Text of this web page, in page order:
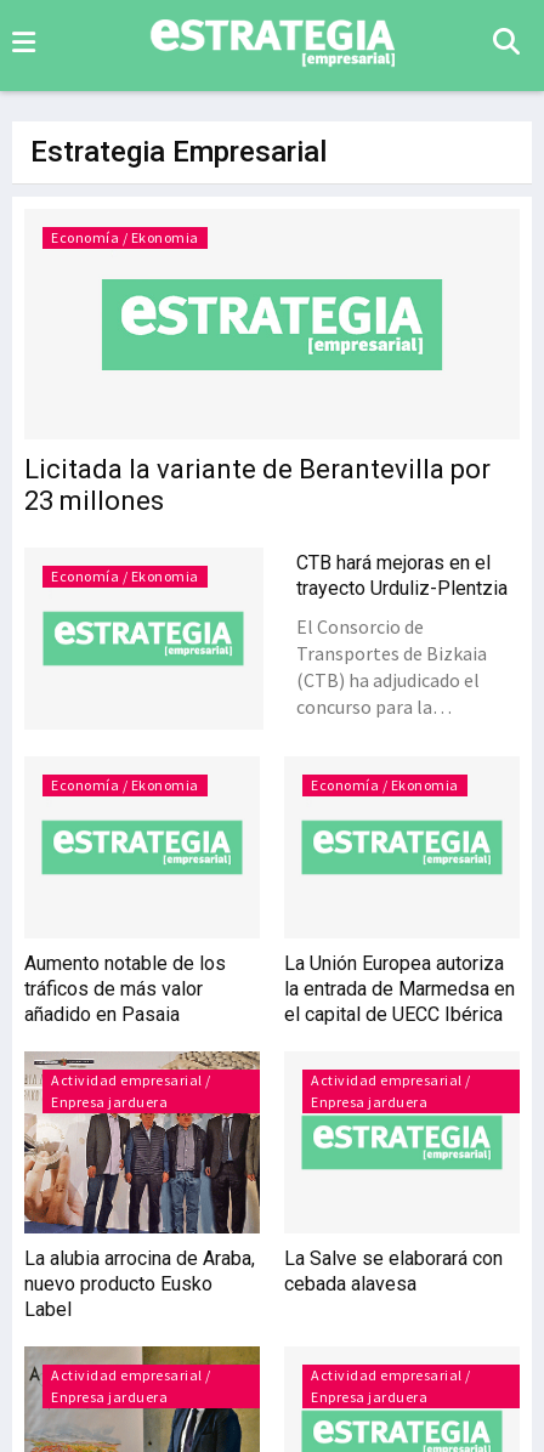
Estrategia Empresarial
Licitada la variante de Berantevilla por
23 millones
Economía / Ekonomia
Economía / Ekonomia
CTB hará mejoras en el
trayecto Urduliz-Plentzia
El Consorcio de
Transportes de Bizkaia
(CTB) ha adjudicado el
concurso para la
tramo del trayecto entre
Urduliz y Plentzia, de la
Línea 1 de Metro Bilbao.
Con un presupuesto de
contempladas en este
proyecto corresponden
básicamente a elementos
se encuentran en mal
estado y que posibilitarán
la actualización en un
Economía / Ekonomia
Aumento notable de los
tráficos de más valor
añadido en Pasaia
Economía / Ekonomia
La Unión Europea autoriza
la entrada de Marmedsa en
el capital de UECC Ibérica
Actividad empresarial /
Enpresa jarduera
La alubia arrocina de Araba,
nuevo producto Eusko
Label
Actividad empresarial /
Enpresa jarduera
La Salve se elaborará con
cebada alavesa
Actividad empresarial /
Enpresa jarduera
Actividad empresarial /
Enpresa jarduera